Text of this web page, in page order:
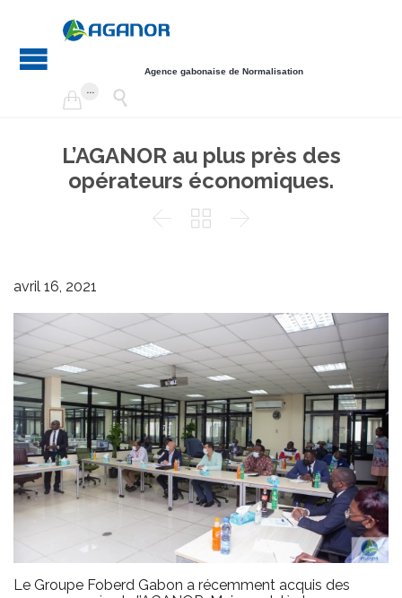
Agence gabonaise de Normalisation

... 
L’AGANOR au plus près des
opérateurs économiques.
  
avril 16, 2021
Le Groupe Foberd Gabon a récemment acquis des